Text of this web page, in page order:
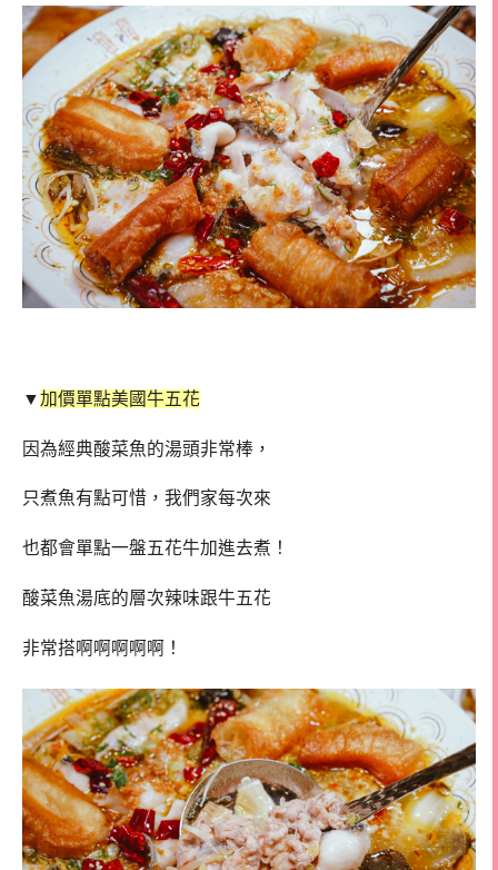
▼加價單點美國牛五花
因為經典酸菜魚的湯頭非常棒，
只煮魚有點可惜，我們家每次來
也都會單點一盤五花牛加進去煮！
酸菜魚湯底的層次辣味跟牛五花
非常搭啊啊啊啊啊！